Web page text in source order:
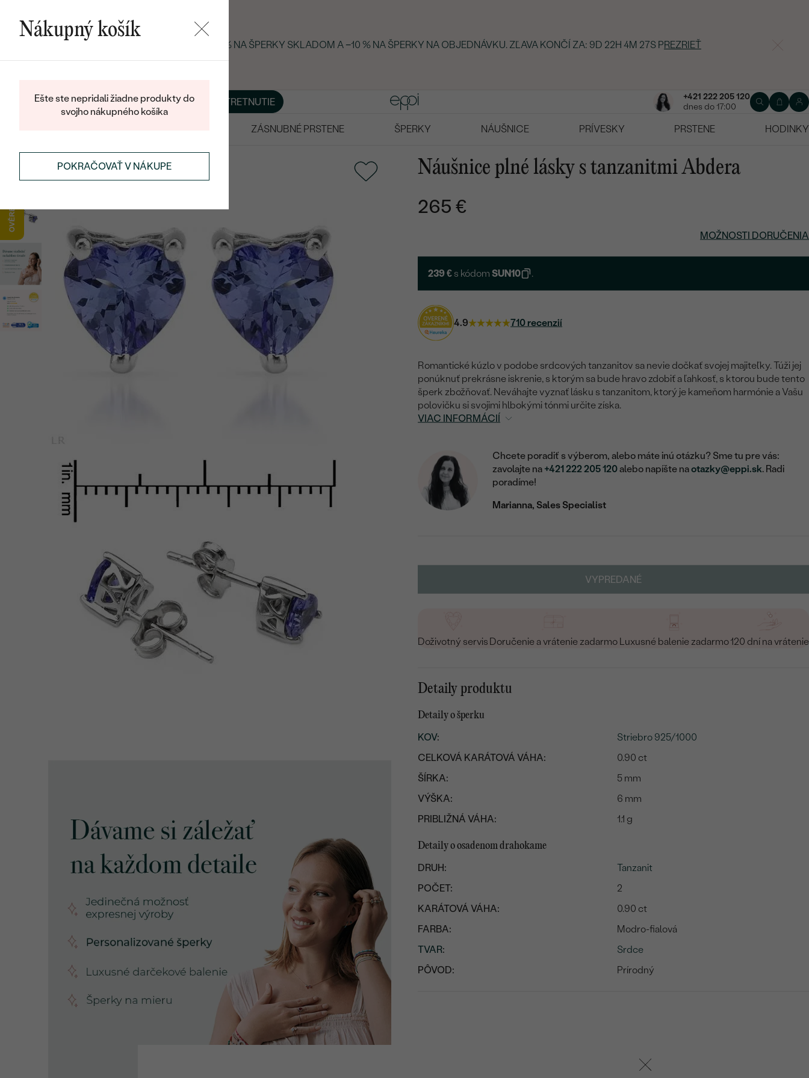
LETNÝ BLACK FRIDAY: −25 % NA ŠPERKY SKLADOM A −10 % NA ŠPERKY NA OBJEDNÁVKU. ZĽAVA KONČÍ ZA: 9D 22H 4M 26S PREZRIEŤ
BLOGŠPERKY NA MIERU DOHODNÚŤ STRETNUTIE
+421 222 205 120
dnes do 17:00
ZÁSNUBNÉ PRSTENE ŠPERKY NÁUŠNICE PRÍVESKY PRSTENE HODINKY
Náušnice plné lásky s tanzanitmi Abdera
265 €
MOŽNOSTI DORUČENIA
239 € s kódomSUN10 .
4.9 710 recenzií
Romantické kúzlo v podobe srdcových tanzanitov sa nevie dočkať svojej majiteľky. Túži jej
ponúknuť prekrásne iskrenie, s ktorým sa bude hravo zdobiť a ľahkosť, s ktorou bude tento
šperk zbožňovať. Neváhajte vyznať lásku s tanzanitom, ktorý je kameňom harmónie a Vašu
polovičku si svojimi hlbokými tónmi určite získa.
VIAC INFORMÁCIÍ
Chcete poradiť s výberom, alebo máte inú otázku? Sme tu pre vás:
zavolajte na +421 222 205 120alebo napíšte naotazky@eppi.sk. Radi
poradíme!
Marianna, Sales Specialist
VYPREDANÉ
Doživotný servis Doručenie a vrátenie zadarmo Luxusné balenie zadarmo120 dní na vrátenie
Detaily produktu
Detaily o šperku
KOV:
Striebro 925/1000
CELKOVÁ KARÁTOVÁ VÁHA:
0.90 ct
ŠÍRKA:
5 mm
VÝŠKA:
6 mm
PRIBLIŽNÁ VÁHA:
1.1 g
Detaily o osadenom drahokame
DRUH:
Tanzanit
POČET:
2
KARÁTOVÁ VÁHA:
0.90 ct
FARBA:
Modro-fialová
TVAR:
Srdce
PÔVOD:
Prírodný
Nákupný košík
Ešte ste nepridali žiadne produkty do
svojho nákupného košíka
POKRAČOVAŤ V NÁKUPE